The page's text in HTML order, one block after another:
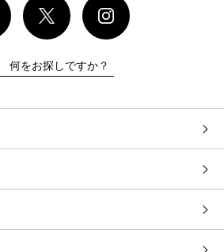
何をお探しですか？